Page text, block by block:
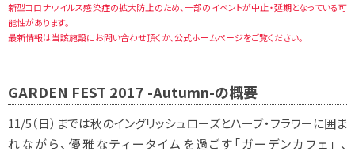
新型コロナウイルス感染症の拡大防止のため、一部のイベントが中止・延期となっている可
能性があります。
最新情報は当該施設にお問い合わせ頂くか、公式ホームページをご覧ください。
GARDEN FEST 2017 -Autumn-の概要
11/5（日）までは秋のイングリッシュローズとハーブ・フラワーに囲ま
れながら、優雅なティータイムを過ごす「ガーデンカフェ」 、